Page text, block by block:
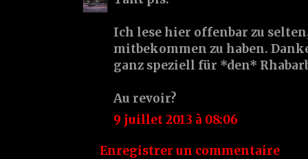
Ich lese hier offenbar zu
mitbekommen zu haben.
ganz speziell für *den*
Au revoir?
9 juillet 2013 à 08:06
Enregistrer un commentaire